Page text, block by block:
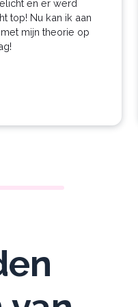
en er werd
top! Nu kan ik aan
mijn theorie op